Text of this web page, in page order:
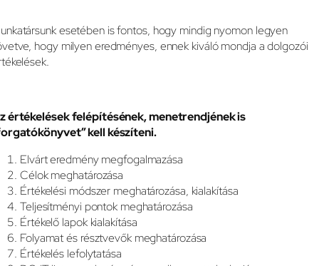
esetében is fontos, hogy mindig nyomon legyen
hogy milyen eredményes, ennek kiváló mondja a dolgozói
értékelések felépítésének, menetrendjének is
kell készíteni.
Elvárt eredmény megfogalmazása
Célok meghatározása
Értékelési módszer meghatározása, kialakítása
Teljesítményi pontok meghatározása
Értékelő lapok kialakítása
Folyamat és résztvevők meghatározása
Értékelés lefolytatása